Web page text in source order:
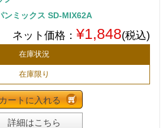
ミックス SD-MIX62A
ネット価格： ¥1,848(税込)
在庫状況
在庫限り
ートに入れる
詳細はこちら